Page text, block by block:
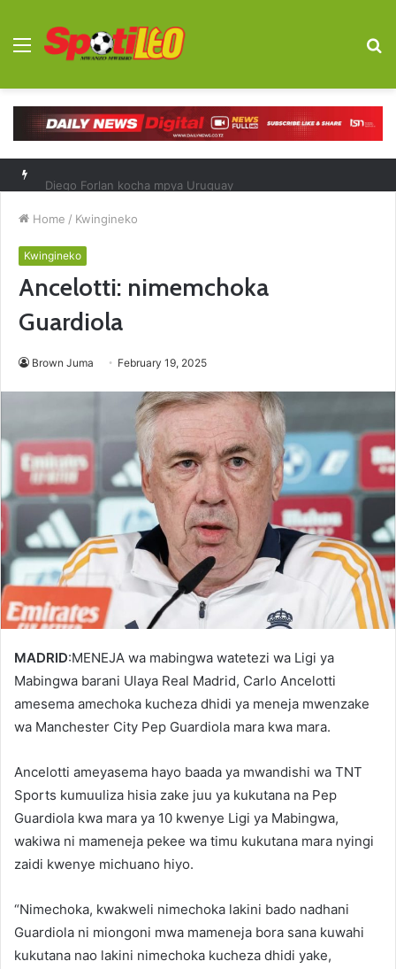
Menu
Home / Kwingineko
Kwingineko
Ancelotti: nimemchoka
Guardiola
Brown Juma February 19, 2025
MADRID:MENEJA wa mabingwa watetezi wa Ligi ya
Mabingwa barani Ulaya Real Madrid, Carlo Ancelotti
amesema amechoka kucheza dhidi ya meneja mwenzake
wa Manchester City Pep Guardiola mara kwa mara.
Ancelotti ameyasema hayo baada ya mwandishi wa TNT
Sports kumuuliza hisia zake juu ya kukutana na Pep
Guardiola kwa mara ya 10 kwenye Ligi ya Mabingwa,
wakiwa ni mameneja pekee wa timu kukutana mara nyingi
zaidi kwenye michuano hiyo.
“Nimechoka, kwakweli nimechoka lakini bado nadhani
Guardiola ni miongoni mwa mameneja bora sana kuwahi
kukutana nao lakini nimechoka kucheza dhidi yake,